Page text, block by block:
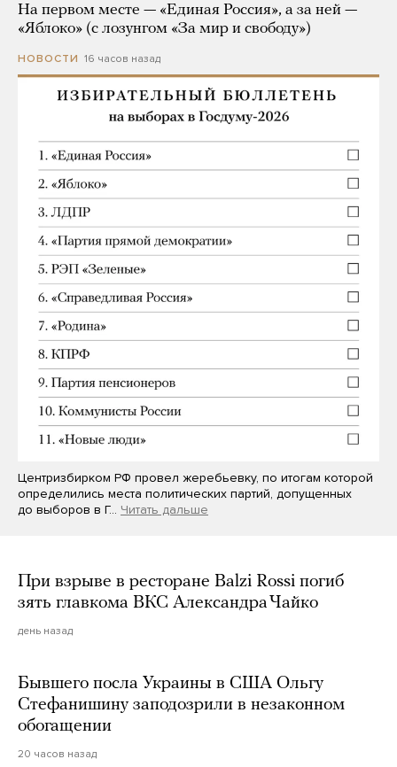
На первом месте — «Единая Россия», а за ней —
«Яблоко» (с лозунгом «За мир и свободу»)
НОВОСТИ 16 часов назад
Центризбирком РФ провел жеребьевку, по итогам которой
определились места политических партий, допущенных
до выборов в Г… Читать дальше
При взрыве в ресторане Balzi Rossi погиб
зять главкома ВКС Александра Чайко
день назад
Бывшего посла Украины в США Ольгу
Стефанишину заподозрили в незаконном
обогащении
20 часов назад